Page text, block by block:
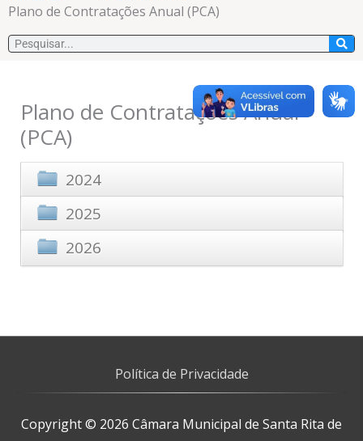
o
o
Plano de Contratações Anual (PCA)
Pesquisar
Plano de Contratações Anual
(PCA)
2024
Plano de Contratações Anual de 2024
Plano de contratações anual 2024
2025
Plano de contratações anual 2025
2026
Política de Privacidade
Copyright © 2026 Câmara Municipal de Santa Rita de